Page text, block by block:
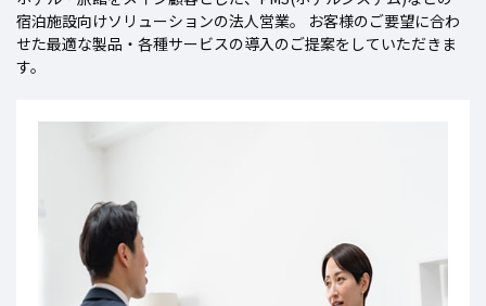
宿泊施設向けソリューションの法人営業。
お客様のご要望に合わ
せた最適な製品・各種サービスの導入のご提案をしていただきま
す。